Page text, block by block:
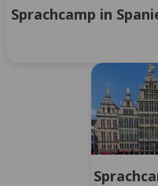
Sprachcamp in